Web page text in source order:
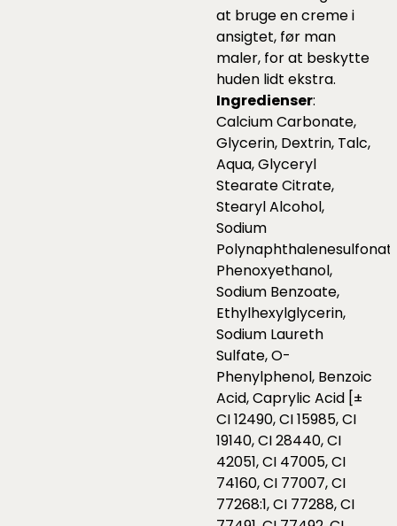
at bruge en creme i
ansigtet, før man
maler, for at beskytte
huden lidt ekstra.
Ingredienser:
Calcium Carbonate,
Glycerin, Dextrin, Talc,
Aqua, Glyceryl
Stearate Citrate,
Stearyl Alcohol,
Sodium
Phenoxyethanol,
Sodium Benzoate,
Ethylhexylglycerin,
Sodium Laureth
Sulfate, O-
Phenylphenol, Benzoic
Acid, Caprylic Acid [±
CI 12490, CI 15985, CI
19140, CI 28440, CI
42051, CI 47005, CI
74160, CI 77007, CI
77268:1, CI 77288, CI